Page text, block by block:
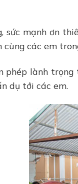
sức mạnh ơn
cùng các em
phép lành trọng
dụ tới các em.